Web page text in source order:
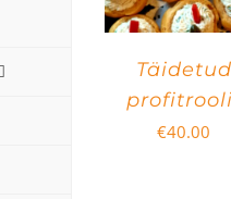
Täidetud
€40.00